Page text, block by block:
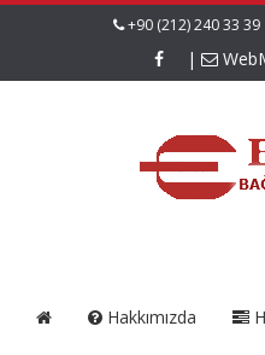
+90 (212) 240 33 39
|
Hakkımızda